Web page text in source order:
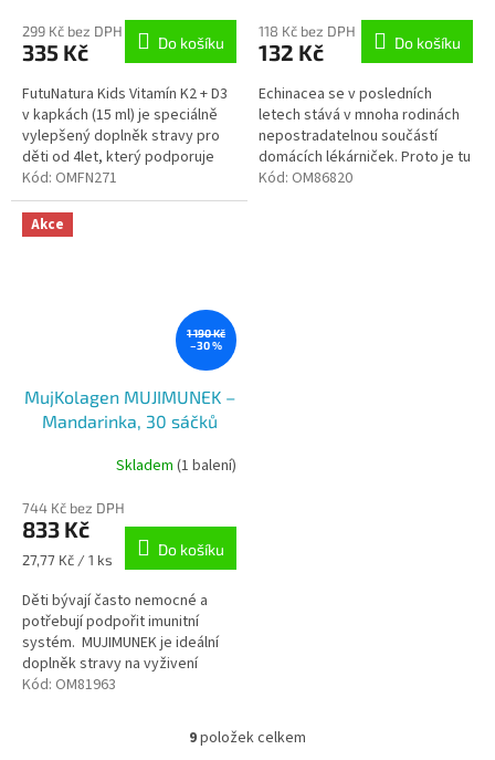
299 Kč bez DPH
335 Kč Do košíku
FutuNatura Kids Vitamín K2 + D3
v kapkách (15 ml) je speciálně
vylepšený doplněk stravy pro
děti od 4let, který podporuje
zdravý růst a vývoj. Kombinace
vitamínů K2 a D3 je...
Kód: OMFN271
produktu
je
z
5
hvězdiček.
118 Kč bez DPH
132 Kč Do košíku
Echinacea se v posledních
letech stává v mnoha rodinách
nepostradatelnou součástí
domácích lékárniček. Proto je tu
pro vás a vaše děti speciální
Kód: OM86820
Akce
1 190 Kč
–30 %
MujKolagen MUJIMUNEK –
Mandarinka, 30 sáčků
Skladem (1 balení)
744 Kč bez DPH
833 Kč
Měrná
27,77 Kč / 1 ks
Do košíku
Děti bývají často nemocné a
potřebují podpořit imunitní
systém. MUJIMUNEK je ideální
doplněk stravy na vyživení
kostí, dásní a zubů, ale také na
Kód: OM81963
O
9položek celkem